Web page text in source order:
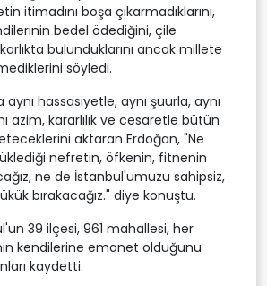
itimadını boşa çıkarmadıklarını,
bedel ödediğini, çile
bulunduklarını ancak millete
söyledi.
hassasiyetle, aynı şuurla, aynı
azim, kararlılık ve cesaretle bütün
aktaran Erdoğan, "Ne
nefretin, öfkenin, fitnenin
ne de İstanbul'umuzu sahipsiz,
bırakacağız." diye konuştu.
39 ilçesi, 961 mahallesi, her
kendilerine emanet olduğunu
kaydetti: